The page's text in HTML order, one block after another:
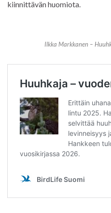
kiinnittävän huomiota.
Ilkka Markkanen –